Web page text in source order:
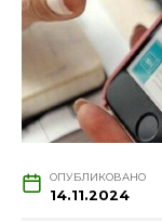
ОПУБЛИКОВАНО
14.11.2024